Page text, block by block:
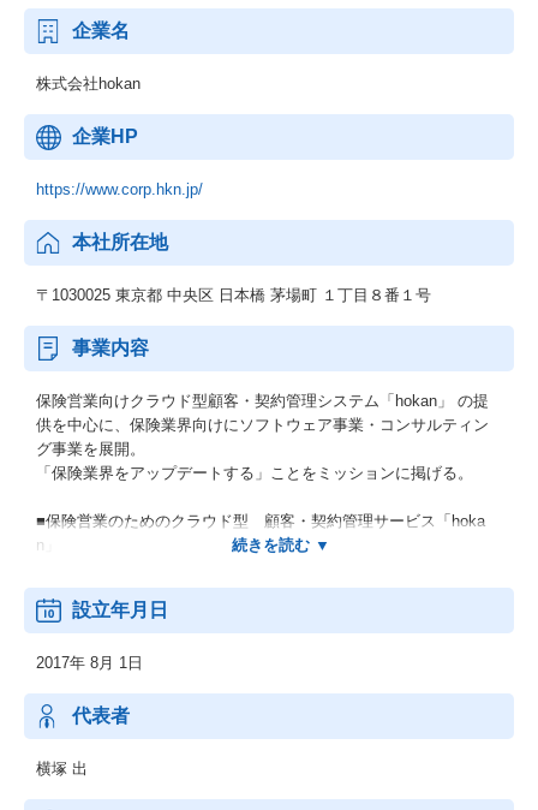
企業名
株式会社hokan
企業HP
https://www.corp.hkn.jp/
本社所在地
〒1030025 東京都 中央区 日本橋 茅場町 １丁目８番１号
事業内容
保険営業向けクラウド型顧客・契約管理システム「hokan」 の提
供を中心に、保険業界向けにソフトウェア事業・コンサルティン
グ事業を展開。
「保険業界をアップデートする」ことをミッションに掲げる。
■保険営業のためのクラウド型 顧客・契約管理サービス「hoka
n」
■保険代理店開業支援、情報サイト「保険代理店開業.com」
■InsurTechConsulting（保険事業参入に関する総合的なご相談窓
口）
設立年月日
2017年 8月 1日
代表者
横塚 出